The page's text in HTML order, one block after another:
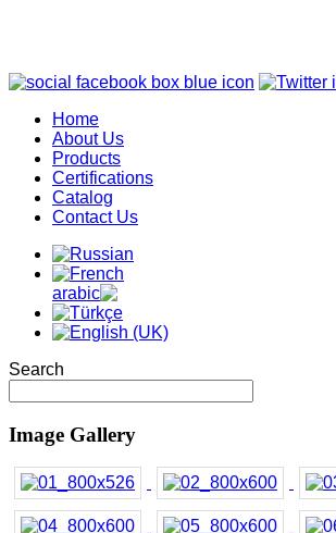
Home
About Us
Products
Certifications
Catalog
Contact Us
Search
Image Gallery